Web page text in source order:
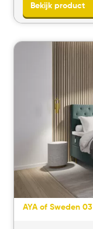
Bekijk product
AYA of Sweden 03